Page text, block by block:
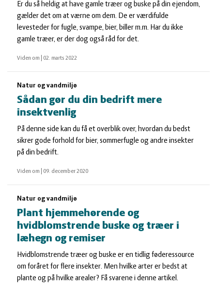
Er du så heldig at have gamle træer og buske på din ejendom,
gælder det om at værne om dem. De er værdifulde
levesteder for fugle, svampe, bier, biller m.m. Har du ikke
gamle træer, er der dog også råd for det.
Viden om 02. marts 2022
Natur og vandmiljø
Sådan gør du din bedrift mere
insektvenlig
På denne side kan du få et overblik over, hvordan du bedst
sikrer gode forhold for bier, sommerfugle og andre insekter
på din bedrift.
Viden om 09. december 2020
Natur og vandmiljø
Plant hjemmehørende og
hvidblomstrende buske og træer i
læhegn og remiser
Hvidblomstrende træer og buske er en tidlig føderessource
om foråret for flere insekter. Men hvilke arter er bedst at
plante og på hvilke arealer? Få svarene i denne artikel.